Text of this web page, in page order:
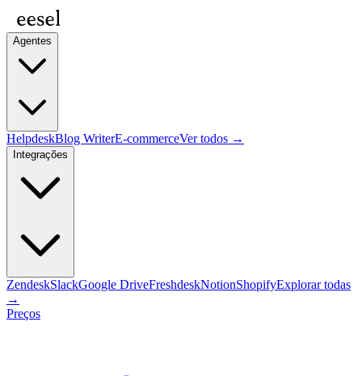
Agentes
HelpdeskBlog WriterE-commerceVer todos →
Integrações
ZendeskSlackGoogle DriveFreshdeskNotionShopifyExplorar todas
→
Preços